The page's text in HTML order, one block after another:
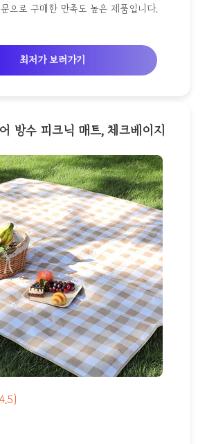
으로 구매한 만족도 높은 제품입니다.
최저가 보러가기
방수 피크닉 매트, 체크베이지